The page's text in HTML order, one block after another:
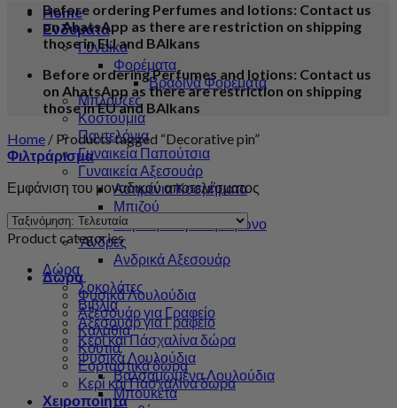
Home
Ενδύματα
Γυναίκα
Φορέματα
Βραδινά Φορέματα
Μπλούζες
Κοστούμια
Παντελόνια
Γυναικεία Παπούτσια
Γυναικεία Αξεσουάρ
Ασημένια Κοσμήματα
Μπιζού
Πορτοφόλι για τηλεφώνο
‘Ανδρες
Ανδρικά Αξεσουάρ
Δώρα
Φυσικά Λουλούδια
Αξεσουάρ για Γραφείο
Καλάθια
Κουτιά
Εορταστικά δώρα
Κερί και Πάσχαλίνα δώρα
Χειροποίητα
Before ordering Perfumes and lotions: Contact us
on AhatsApp as there are restriction on shipping
those in EU and BAlkans
Before ordering Perfumes and lotions: Contact us
on AhatsApp as there are restriction on shipping
those in EU and BAlkans
Home / Products tagged “Decorative pin”
Φιλτράρισμα
Εμφάνιση του μοναδικού αποτελέσματος
Product categories
Δώρα
Σοκολάτες
Βιβλία
Αξεσουάρ για Γραφείο
Κερί και Πάσχαλίνα δώρα
Φυσικά Λουλούδια
Βαλσαμωμένα Λουλούδια
Μπουκέτα